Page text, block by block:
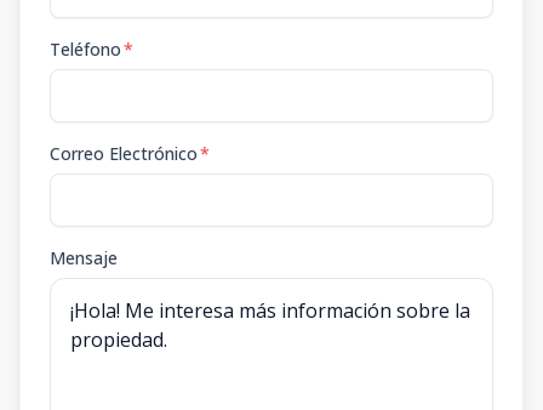
Teléfono*
Correo Electrónico*
Mensaje